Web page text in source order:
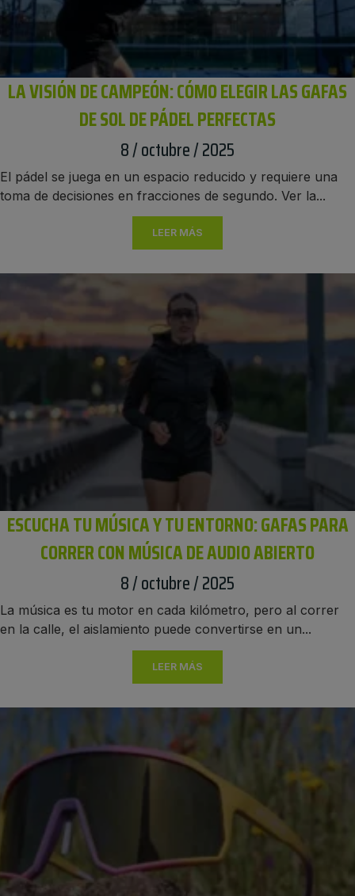
LA VISIÓN DE CAMPEÓN: CÓMO ELEGIR LAS GAFAS
DE SOL DE PÁDEL PERFECTAS
8 / octubre / 2025
El pádel se juega en un espacio reducido y requiere una
toma de decisiones en fracciones de segundo. Ver la...
LEER MÁS
ESCUCHA TU MÚSICA Y TU ENTORNO: GAFAS PARA
CORRER CON MÚSICA DE AUDIO ABIERTO
8 / octubre / 2025
La música es tu motor en cada kilómetro, pero al correr
en la calle, el aislamiento puede convertirse en un...
LEER MÁS